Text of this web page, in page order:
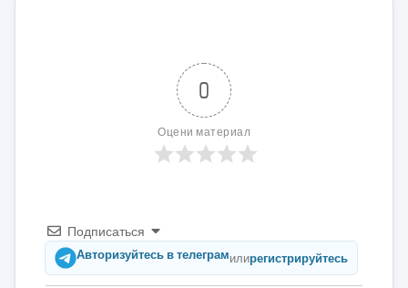
0
Оцени материал
Подписаться
Авторизуйтесь в телеграмилирегистрируйтесь